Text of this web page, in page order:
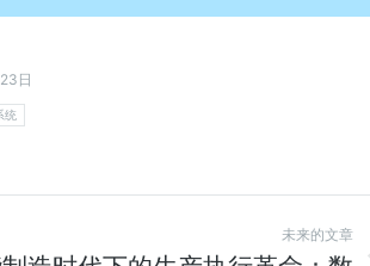
日
统
未来的文章